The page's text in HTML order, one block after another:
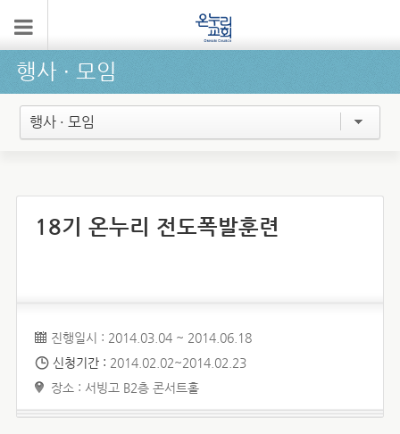
행사 ∙ 모임
행사 · 모임
18기 온누리 전도폭발훈련
진행일시 : 2014.03.04 ~ 2014.06.18
신청기간 : 2014.02.02~2014.02.23
장소 : 서빙고 B2층 콘서트홀